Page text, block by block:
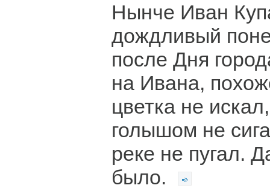
Нынче Иван
дождливый
после Дня
на Ивана,
цветка не
голышом не
реке не пугал.
было.